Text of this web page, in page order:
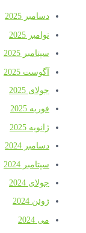
دسامبر 2025
نوامبر 2025
سپتامبر 2025
آگوست 2025
جولای 2025
فوریه 2025
ژانویه 2025
دسامبر 2024
سپتامبر 2024
جولای 2024
ژوئن 2024
می 2024